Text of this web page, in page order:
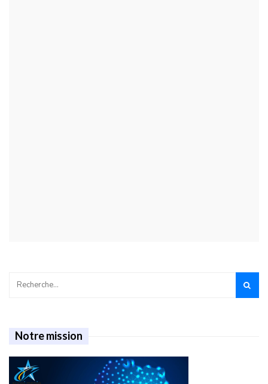
Notre mission